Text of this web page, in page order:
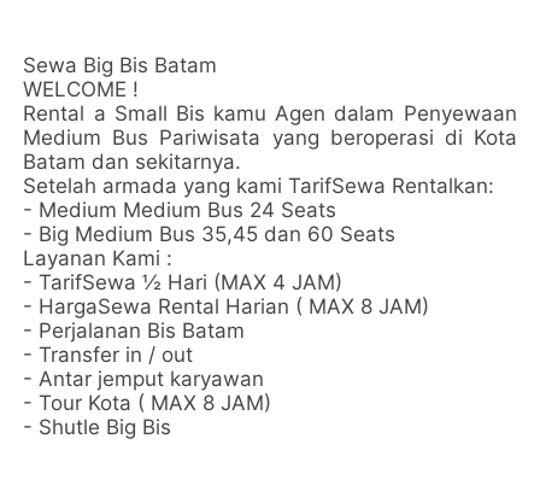
Sewa Big Bis Batam
WELCOME !
Rental a Small Bis kamu Agen dalam Penyewaan
Medium Bus Pariwisata yang beroperasi di Kota
Batam dan sekitarnya.
Setelah armada yang kami TarifSewa Rentalkan:
- Medium Medium Bus 24 Seats
- Big Medium Bus 35,45 dan 60 Seats
Layanan Kami :
- TarifSewa ½ Hari (MAX 4 JAM)
- HargaSewa Rental Harian ( MAX 8 JAM)
- Perjalanan Bis Batam
- Transfer in / out
- Antar jemput karyawan
- Tour Kota ( MAX 8 JAM)
- Shutle Big Bis